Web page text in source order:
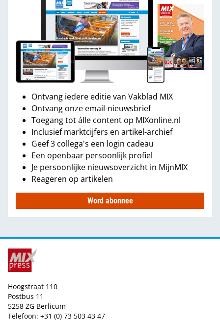
Ontvang iedere editie van Vakblad MIX
Ontvang onze email-nieuwsbrief
Toegang tot álle content op MIXonline.nl
Inclusief marktcijfers en artikel-archief
Geef 3 collega's een login cadeau
Een openbaar persoonlijk profiel
Je persoonlijke nieuwsoverzicht in MijnMIX
Reageren op artikelen
Word abonnee
Hoogstraat 110
Postbus 11
5258 ZG Berlicum
Telefoon: +31 (0) 73 503 43 47